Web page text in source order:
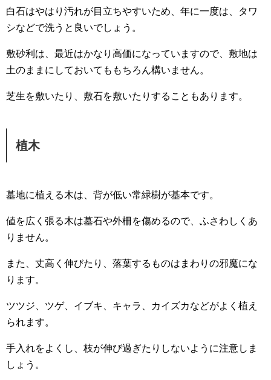
白石はやはり汚れが目立ちやすいため、年に一度は、タワ
シなどで洗うと良いでしょう。
敷砂利は、最近はかなり高価になっていますので、敷地は
土のままにしておいてももちろん構いません。
芝生を敷いたり、敷石を敷いたりすることもあります。
植木
墓地に植える木は、背が低い常緑樹が基本です。
値を広く張る木は墓石や外柵を傷めるので、ふさわしくあ
りません。
また、丈高く伸びたり、落葉するものはまわりの邪魔にな
ります。
ツツジ、ツゲ、イブキ、キャラ、カイズカなどがよく植え
られます。
手入れをよくし、枝が伸び過ぎたりしないように注意しま
しょう。